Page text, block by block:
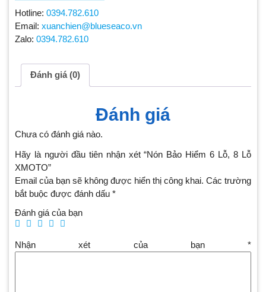
Hotline: 0394.782.610
Email: xuanchien@blueseaco.vn
Zalo: 0394.782.610
Đánh giá (0)
Đánh giá
Chưa có đánh giá nào.
Hãy là người đầu tiên nhận xét “Nón Bảo Hiểm 6 Lỗ, 8 Lỗ
XMOTO”
Email của bạn sẽ không được hiển thị công khai. Các trường
bắt buộc được đánh dấu *
Đánh giá của bạn
Nhận xét của bạn *